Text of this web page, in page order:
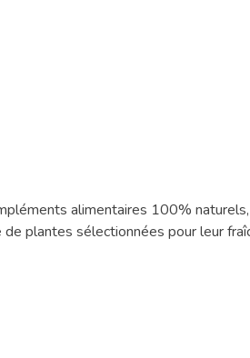
alimentaires 100%
plantes sélectionnées pour leur